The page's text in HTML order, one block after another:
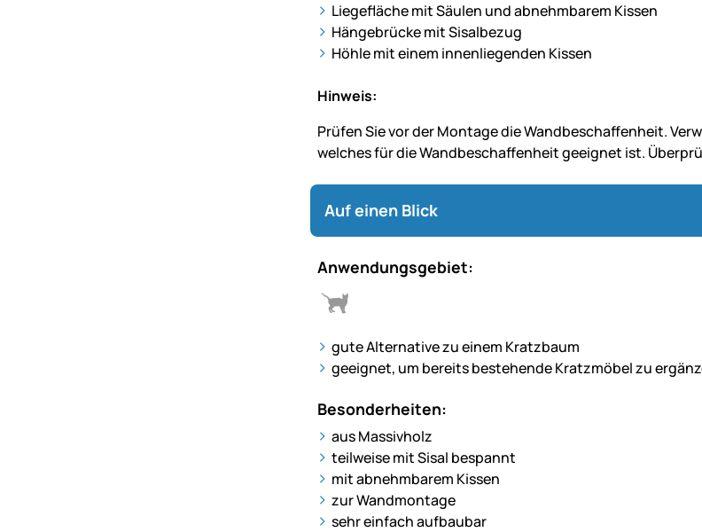
Liegefläche mit Säulen und abnehmbarem Kissen
Hängebrücke mit Sisalbezug
Höhle mit einem innenliegenden Kissen
Hinweis:
Prüfen Sie vor der Montage die Wandbeschaffenheit.
welches für die Wandbeschaffenheit geeignet ist.
Auf einen Blick
Anwendungsgebiet:
gute Alternative zu einem Kratzbaum
geeignet, um bereits bestehende Kratzmöbel zu
Besonderheiten:
aus Massivholz
teilweise mit Sisal bespannt
mit abnehmbarem Kissen
zur Wandmontage
sehr einfach aufbaubar